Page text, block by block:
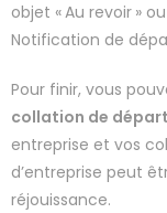
objet « Au revoir »
Notification de
Pour finir, vous
collation de départ
entreprise et vos
d’entreprise peut
réjouissance.